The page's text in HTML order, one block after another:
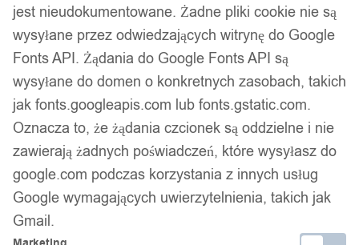
jest nieudokumentowane. Żadne pliki cookie nie są
wysyłane przez odwiedzających witrynę do Google
Fonts API. Żądania do Google Fonts API są
wysyłane do domen o konkretnych zasobach, takich
jak fonts.googleapis.com lub fonts.gstatic.com.
Oznacza to, że żądania czcionek są oddzielne i nie
zawierają żadnych poświadczeń, które wysyłasz do
google.com podczas korzystania z innych usług
Google wymagających uwierzytelnienia, takich jak
Gmail.